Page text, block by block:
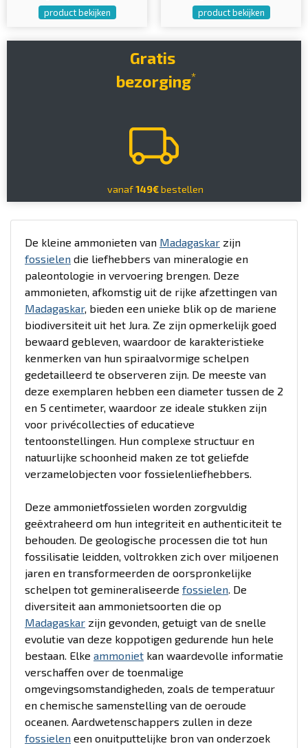
product bekijken product bekijken
Gratis
bezorging*
vanaf149€bestellen
De kleine ammonieten van Madagaskar zijn
fossielen die liefhebbers van mineralogie en
paleontologie in vervoering brengen. Deze
ammonieten, afkomstig uit de rijke afzettingen van
Madagaskar, bieden een unieke blik op de mariene
biodiversiteit uit het Jura. Ze zijn opmerkelijk goed
bewaard gebleven, waardoor de karakteristieke
kenmerken van hun spiraalvormige schelpen
gedetailleerd te observeren zijn. De meeste van
deze exemplaren hebben een diameter tussen de 2
en 5 centimeter, waardoor ze ideale stukken zijn
voor privécollecties of educatieve
tentoonstellingen. Hun complexe structuur en
natuurlijke schoonheid maken ze tot geliefde
verzamelobjecten voor fossielenliefhebbers.
Deze ammonietfossielen worden zorgvuldig
geëxtraheerd om hun integriteit en authenticiteit te
behouden. De geologische processen die tot hun
fossilisatie leidden, voltrokken zich over miljoenen
jaren en transformeerden de oorspronkelijke
schelpen tot gemineraliseerde fossielen. De
diversiteit aan ammonietsoorten die op
Madagaskar zijn gevonden, getuigt van de snelle
evolutie van deze koppotigen gedurende hun hele
bestaan. Elke ammoniet kan waardevolle informatie
verschaffen over de toenmalige
omgevingsomstandigheden, zoals de temperatuur
en chemische samenstelling van de oeroude
oceanen. Aardwetenschappers zullen in deze
fossielen een onuitputtelijke bron van onderzoek